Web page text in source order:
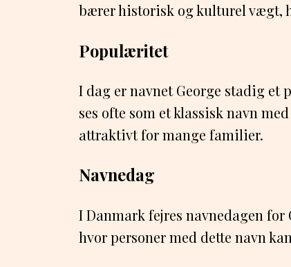
bærer historisk og kulturel vægt,
Populæritet
I dag er navnet George stadig
ses ofte som et klassisk navn
attraktivt for mange familier.
Navnedag
I Danmark fejres navnedagen for
hvor personer med dette navn